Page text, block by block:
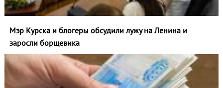
Мэр Курска и блогеры обсудили лужу на Ленина и
заросли борщевика